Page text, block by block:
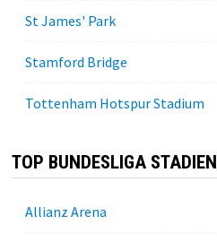
St James' Park
Stamford Bridge
Tottenham Hotspur Stadium
TOP BUNDESLIGA STADIEN
Allianz Arena